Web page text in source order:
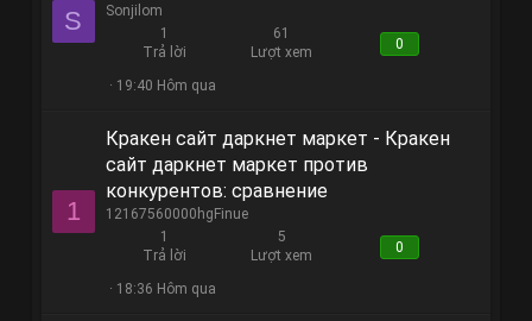
S
Sonjilom
1
Trả lời
61
Lượt xem
0
19:40 Hôm qua
1
Кракен сайт даркнет маркет - Кракен
сайт даркнет маркет против
конкурентов: сравнение
12167560000hgFinue
1
Trả lời
5
Lượt xem
0
18:36 Hôm qua